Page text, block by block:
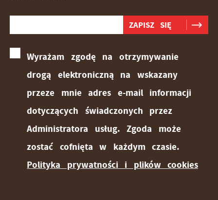
Wyrażam zgodę na otrzymywanie
drogą elektroniczną na wskazany
przeze mnie adres e-mail informacji
dotyczących świadczonych przez
Administratora usług. Zgoda może
zostać cofnięta w każdym czasie.
Polityka prywatności i plików cookies